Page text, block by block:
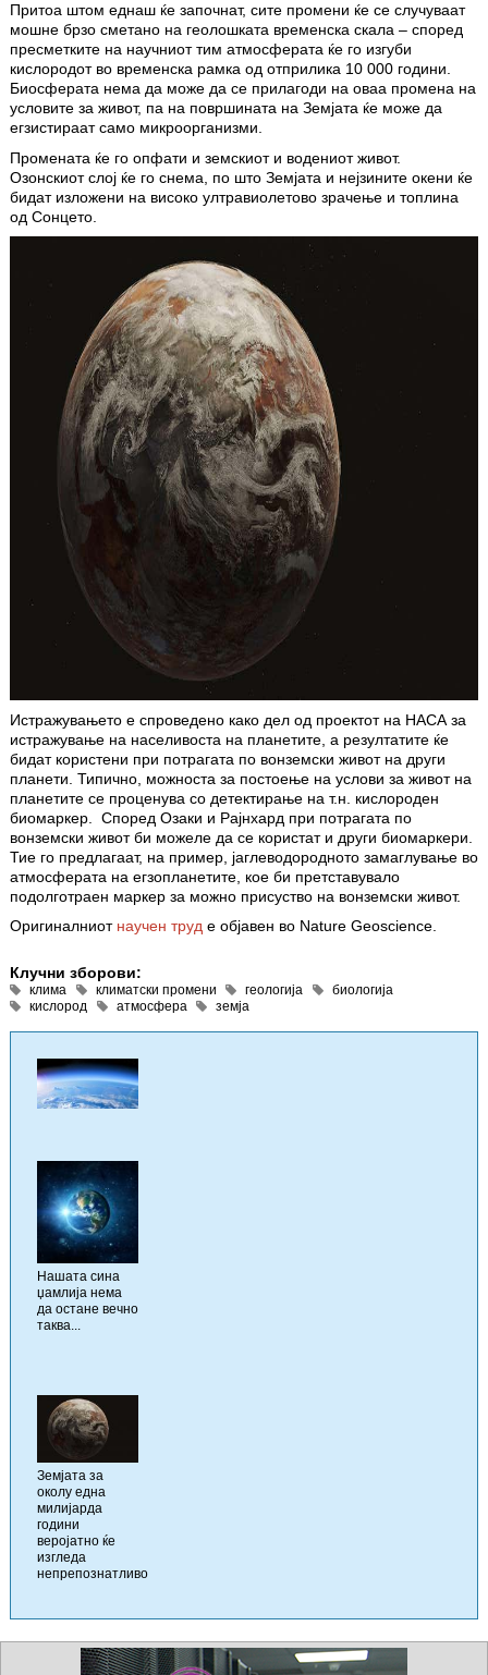
Притоа штом еднаш ќе започнат, сите промени ќе се случуваат
мошне брзо сметано на геолошката временска скала – според
пресметките на научниот тим атмосферата ќе го изгуби
кислородот во временска рамка од отприлика 10 000 години.
Биосферата нема да може да се прилагоди на оваа промена на
условите за живот, па на површината на Земјата ќе може да
егзистираат само микроорганизми.
Промената ќе го опфати и земскиот и водениот живот.
Озонскиот слој ќе го снема, по што Земјата и нејзините окени ќе
бидат изложени на високо ултравиолетово зрачење и топлина
од Сонцето.
Истражувањето е спроведено како дел од проектот на НАСА за
истражување на населивоста на планетите, а резултатите ќе
бидат користени при потрагата по вонземски живот на други
планети. Типично, можноста за постоење на услови за живот на
планетите се проценува со детектирање на т.н. кислороден
биомаркер. Според Озаки и Рајнхард при потрагата по
вонземски живот би можеле да се користат и други биомаркери.
Тие го предлагаат, на пример, јаглеводородното замаглување во
атмосферата на егзопланетите, кое би претставувало
подолготраен маркер за можно присуство на вонземски живот.
Оригиналниот научен труд е објавен во Nature Geoscience.
Клучни зборови:
клима климатски промени геологија
биологија
кислород
атмосфера земја
Нашата сина
џамлија нема
да остане вечно
таква...
Земјата за
околу една
милијарда
години
веројатно ќе
изгледа
непрепознатливо